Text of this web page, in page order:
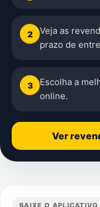
2
Veja as
prazo de
3
Escolha a
online.
Ver
BAIXE O APLICATIVO